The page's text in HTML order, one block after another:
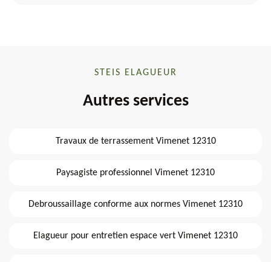
STEIS ELAGUEUR
Autres services
Travaux de terrassement Vimenet 12310
Paysagiste professionnel Vimenet 12310
Debroussaillage conforme aux normes Vimenet 12310
Elagueur pour entretien espace vert Vimenet 12310